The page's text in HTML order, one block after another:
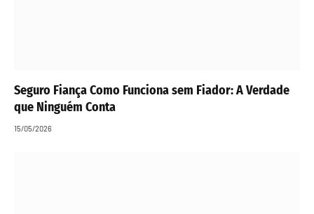
Seguro Fiança Como Funciona sem Fiador: A Verdade
que Ninguém Conta
15/05/2026